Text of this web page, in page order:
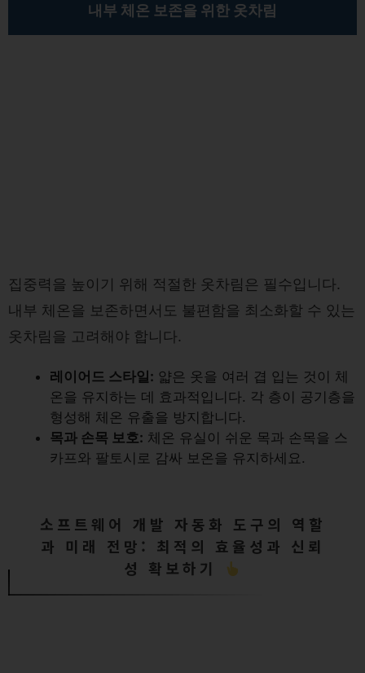
내부 체온 보존을 위한 옷차림
집중력을 높이기 위해 적절한 옷차림은 필수입니다.
내부 체온을 보존하면서도 불편함을 최소화할 수 있는
옷차림을 고려해야 합니다.
레이어드 스타일: 얇은 옷을 여러 겹 입는 것이 체
온을 유지하는 데 효과적입니다. 각 층이 공기층을
형성해 체온 유출을 방지합니다.
목과 손목 보호: 체온 유실이 쉬운 목과 손목을 스
카프와 팔토시로 감싸 보온을 유지하세요.
소프트웨어 개발 자동화 도구의 역할
과 미래 전망: 최적의 효율성과 신뢰
성 확보하기